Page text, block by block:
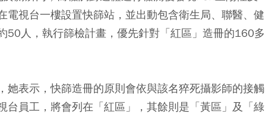
電視台一樓設置快篩站，並出動包含衛生局、聯醫、健
50人，執行篩檢計畫，優先針對「紅區」造冊的160多
她表示，快篩造冊的原則會依與該名猝死攝影師的接觸
台員工，將會列在「紅區」，其餘則是「黃區」及「綠